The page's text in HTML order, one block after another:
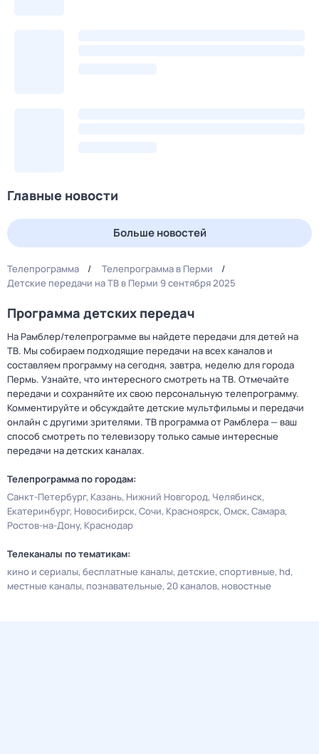
Главные новости
Больше новостей
Телепрограмма
Телепрограмма в Перми
Детские передачи на ТВ в Перми 9 сентября 2025
Программа детских передач
На Рамблер/телепрограмме вы найдете передачи для детей на
ТВ. Мы собираем подходящие передачи на всех каналов и
составляем программу на сегодня, завтра, неделю для города
Пермь. Узнайте, что интересного смотреть на ТВ. Отмечайте
передачи и сохраняйте их свою персональную телепрограмму.
Комментируйте и обсуждайте детские мультфильмы и передачи
онлайн с другими зрителями. ТВ программа от Рамблера — ваш
способ смотреть по телевизору только самые интересные
передачи на детских каналах.
Телепрограмма по городам:
Санкт-Петербург Казань Нижний Новгород Челябинск
Екатеринбург Новосибирск Сочи Красноярск Омск Самара
Ростов-на-Дону Краснодар
Телеканалы по тематикам:
кино и сериалы бесплатные каналы детские спортивные hd
местные каналы познавательные 20 каналов новостные